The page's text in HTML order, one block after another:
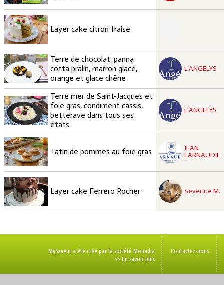
Layer cake citron fraise
Terre de chocolat, panna
cotta pralin, marron glacé,
orange et glace chêne
L'ANGELYS
recette à tester
Terre mer de Saint-Jacques et
foie gras, condiment cassis,
betterave dans tous ses
états
L'ANGELYS
recette à tester
Tatin de pommes au foie gras
JEAN
LARNAUDIE
recette à tester
Layer cake Ferrero Rocher Severine M.
recette à tester
MySaveur a été créé par la société Monadia
>> En savoir plus
Contactez-nous